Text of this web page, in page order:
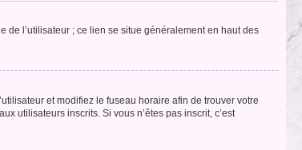
l’utilisateur ; ce lien se situe généralement en haut des
et modifiez le fuseau horaire afin de trouver votre
utilisateurs inscrits. Si vous n’êtes pas inscrit, c’est